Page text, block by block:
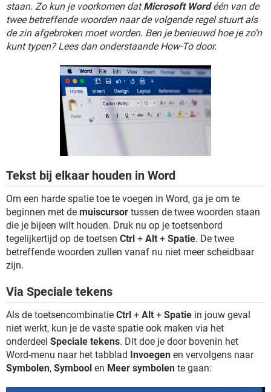
GRATIS SNAPCHAT
TIKTOK
NETFLIX CORONAVIRUS
GRATIS SNAPCHAT
staan. Zo kun je voorkomen datMicrosoft Wordéén van de
twee betreffende woorden naar de volgende regel stuurt als
de zin afgebroken moet worden. Ben je benieuwd hoe je zo’n
kunt typen? Lees dan onderstaande How-To door.
Tekst bij elkaar houden in Word
Om een harde spatie toe te voegen in Word, ga je om te
beginnen met de muiscursor tussen de twee woorden staan
die je bijeen wilt houden. Druk nu op je toetsenbord
tegelijkertijd op de toetsen Ctrl + Alt + Spatie. De twee
betreffende woorden zullen vanaf nu niet meer scheidbaar
zijn.
Via Speciale tekens
Als de toetsencombinatie Ctrl + Alt + Spatie in jouw geval
niet werkt, kun je de vaste spatie ook maken via het
onderdeel Speciale tekens. Dit doe je door bovenin het
Word-menu naar het tabblad Invoegen en vervolgens naar
Symbolen, Symbool en Meer symbolen te gaan: